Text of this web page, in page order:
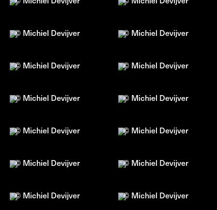
© Michiel Devijver © Michiel Devijver
© Michiel Devijver © Michiel Devijver
© Michiel Devijver © Michiel Devijver
© Michiel Devijver © Michiel Devijver
© Michiel Devijver © Michiel Devijver
© Michiel Devijver © Michiel Devijver